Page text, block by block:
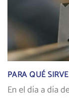
PARA QUÉ
En el día a día